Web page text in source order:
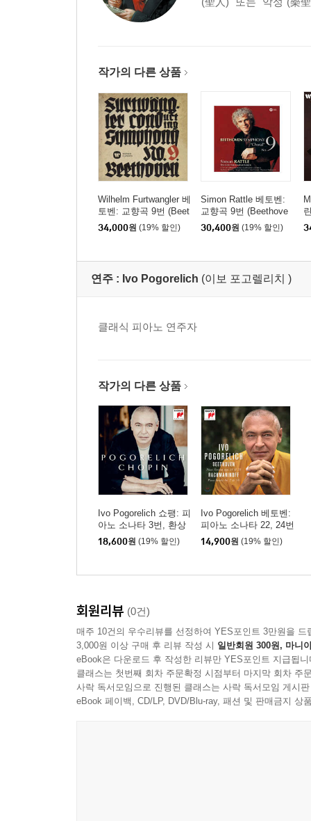
작가의 다른 상품
Wilhelm Furtwangler 베
토벤: 교향곡 9번 (Beet
hoven: Symphony No.
9) [UHQCD]
34,000원 (19% 할인)
Simon Rattle 베토벤:
교향곡 9번 (Beethove
n: Symphony No. 9) [H
QCD]
30,400원 (19% 할인)
연주 : Ivo Pogorelich (이보 포고렐리치 )
클래식 피아노 연주자
작가의 다른 상품
Ivo Pogorelich 쇼팽: 피
아노 소나타 3번, 환상
곡 - 이보 포고렐리치
(Chopin: Piano Sonata
18,600원 (19% 할인)
Ivo Pogorelich 베토벤:
피아노 소나타 22, 24번
/ 라흐마니노프: 피아노
소나타 2번 - 이보 포고
14,900원 (19% 할인)
회원리뷰 (0건)
매주 10건의 우수리뷰를 선정하여 YES포인트 3만원을 드
3,000원 이상 구매 후 리뷰 작성 시 일반회원 300원, 마니
eBook은 다운로드 후 작성한 리뷰만 YES포인트 지급됩니
클래스는 첫번째 회차 주문확정 시점부터 마지막 회차 주
사락 독서모임으로 진행된 클래스는 사락 독서모임 게시
eBook 페이백, CD/LP, DVD/Blu-ray, 패션 및 판매금지 상